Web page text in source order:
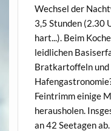
Wechsel der
3,5 Stunden (2.30
hart...). Beim
leidlichen
Bratkartoffeln und
Feintrimm einige
herausholen.
an 42 Seetagen